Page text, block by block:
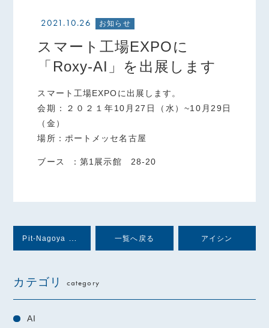
2021.10.26 お知らせ
スマート工場EXPOに
「Roxy-AI」を出展します
スマート工場EXPOに出展します。
会期：２０２１年10月27日（水）~10月29日
（金）
場所：ポートメッセ名古屋
ブース ：第1展示館 28-20
一覧へ戻る アイシン
カテゴリ category
AI